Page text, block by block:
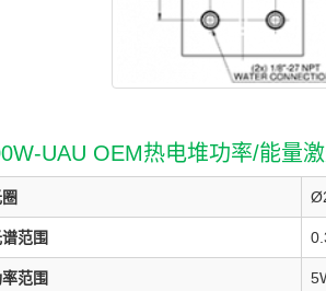
UAU OEM热电堆功率/能量激
范围
范围